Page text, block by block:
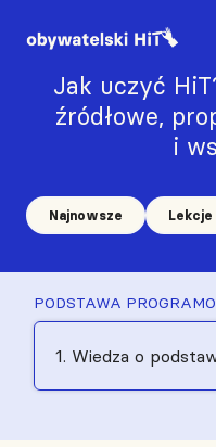
Jak uczyć
źródłowe,
i
Najnowsze
PODSTAWA
1. Wiedza o